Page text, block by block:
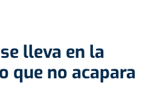
lleva en la
que no acapara